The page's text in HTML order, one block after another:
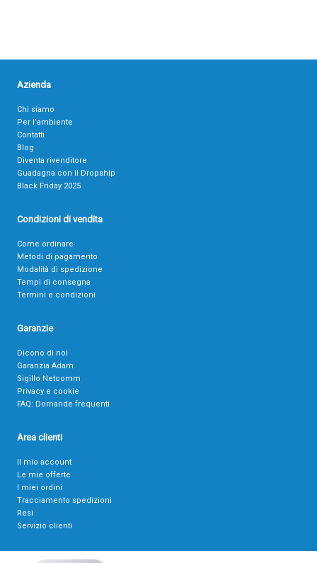
Azienda
Chi siamo
Per l’ambiente
Contatti
Blog
Diventa rivenditore
Guadagna con il Dropship
Black Friday 2025
Condizioni di vendita
Come ordinare
Metodi di pagamento
Modalità di spedizione
Tempi di consegna
Termini e condizioni
Garanzie
Dicono di noi
Garanzia Adam
Sigillo Netcomm
Privacy e cookie
FAQ: Domande frequenti
Area clienti
Il mio account
Le mie offerte
I miei ordini
Tracciamento spedizioni
Resi
Servizio clienti